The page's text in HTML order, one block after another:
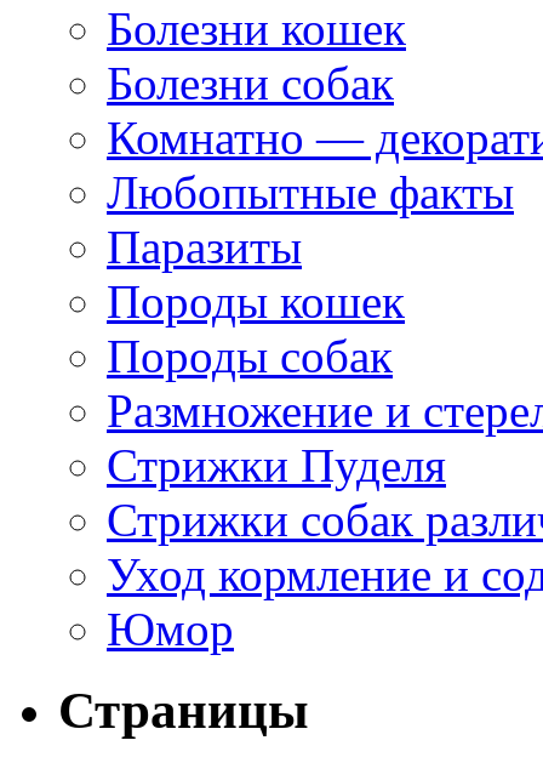
Болезни кошек
Болезни собак
Комнатно —
Любопытные факты
Паразиты
Породы кошек
Породы собак
Размножение и
Стрижки Пуделя
Стрижки собак
Уход кормление и
Юмор
Страницы